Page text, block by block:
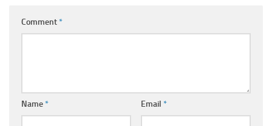
Comment*
Name* Email *